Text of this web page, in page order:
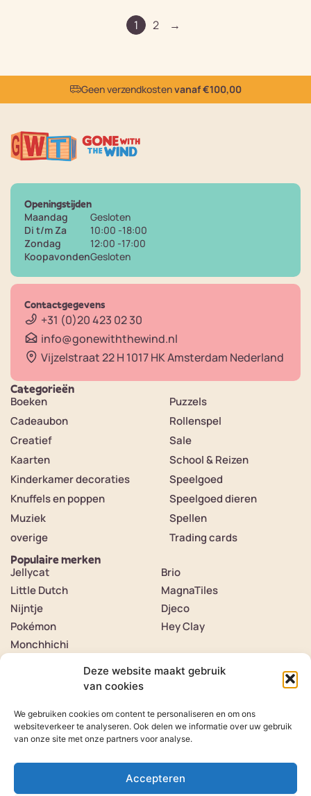
Deze website maakt gebruik
van cookies
We gebruiken cookies om content te personaliseren en om ons
websiteverkeer te analyseren. Ook delen we informatie over uw gebruik
van onze site met onze partners voor analyse.
Accepteren
1 2 →
Geen verzendkostenvanaf €100,00
Openingstijden
Maandag
Di t/m Za
Zondag
Koopavonden
Gesloten
10:00 -18:00
12:00 -17:00
Gesloten
Contactgegevens
+31 (0)20 423 02 30
info@gonewiththewind.nl
Vijzelstraat 22 H 1017 HK Amsterdam Nederland
Categorieën
Boeken
Cadeaubon
Creatief
Kaarten
Kinderkamer decoraties
Knuffels en poppen
Muziek
overige
Puzzels
Rollenspel
Sale
School & Reizen
Speelgoed
Speelgoed dieren
Spellen
Trading cards
Populaire merken
Jellycat
Little Dutch
Nijntje
Pokémon
Monchhichi
Brio
MagnaTiles
Djeco
Hey Clay
Contact
Klantenservice
Veelgestelde vragen
Herroeping van product
Volg ons opInstagram
Volg ons opTiktok